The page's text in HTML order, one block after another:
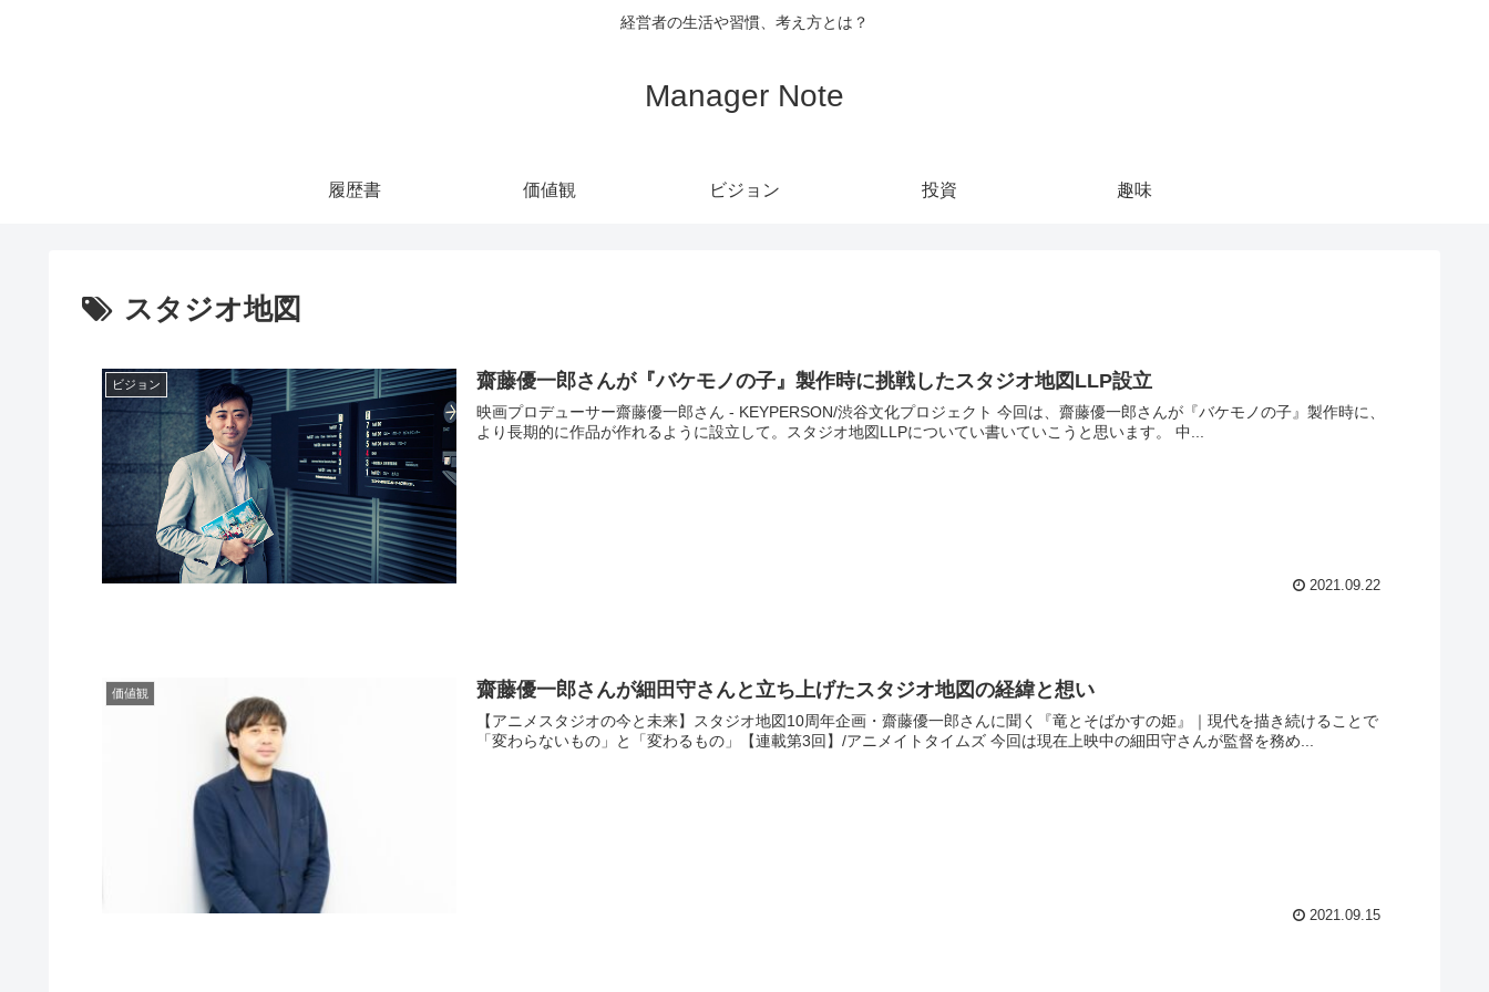
経営者の生活や習慣、考え方とは？
Manager Note
履歴書 価値観 ビジョン 投資 趣味
スタジオ地図
ビジョン 齋藤優一郎さんが『バケモノの子』製作時に挑戦したスタジオ地図LLP設立
映画プロデューサー齋藤優一郎さん - KEYPERSON/渋谷文化プロジェクト 今回は、齋藤優一郎さんが『バケモノの子』製作時に、
より長期的に作品が作れるように設立して。スタジオ地図LLPについてい書いていこうと思います。 中...
2021.09.22
価値観 齋藤優一郎さんが細田守さんと立ち上げたスタジオ地図の経緯と想い
【アニメスタジオの今と未来】スタジオ地図10周年企画・齋藤優一郎さんに聞く『竜とそばかすの姫』｜現代を描き続けることで
「変わらないもの」と「変わるもの」【連載第3回】/アニメイトタイムズ 今回は現在上映中の細田守さんが監督を務め...
2021.09.15